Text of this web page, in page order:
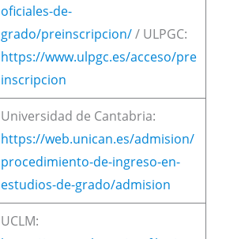
oficiales-de-
grado/preinscripcion// ULPGC:
https://www.ulpgc.es/acceso/pre
inscripcion
Universidad de Cantabria:
https://web.unican.es/admision/
procedimiento-de-ingreso-en-
estudios-de-grado/admision
UCLM: